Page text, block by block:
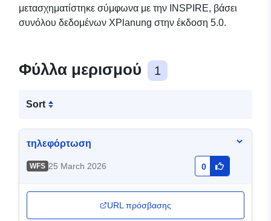
μετασχηματίστηκε σύμφωνα με την INSPIRE, βάσει
συνόλου δεδομένων XPlanung στην έκδοση 5.0.
Φύλλα μερισμού 1
Sort
τηλεφόρτωση
WFS 25 March 2026 0
URL πρόσβασης